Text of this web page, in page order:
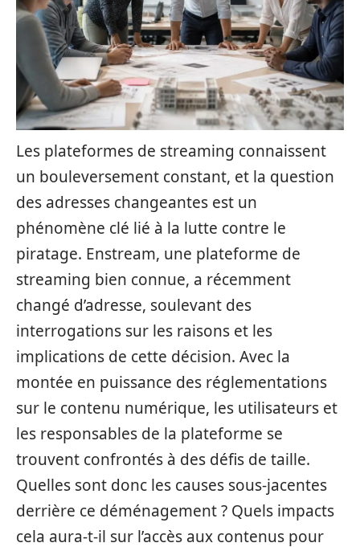
Les plateformes de streaming connaissent
un bouleversement constant, et la question
des adresses changeantes est un
phénomène clé lié à la lutte contre le
piratage. Enstream, une plateforme de
streaming bien connue, a récemment
changé d’adresse, soulevant des
interrogations sur les raisons et les
implications de cette décision. Avec la
montée en puissance des réglementations
sur le contenu numérique, les utilisateurs et
les responsables de la plateforme se
trouvent confrontés à des défis de taille.
Quelles sont donc les causes sous-jacentes
derrière ce déménagement ? Quels impacts
cela aura-t-il sur l’accès aux contenus pour